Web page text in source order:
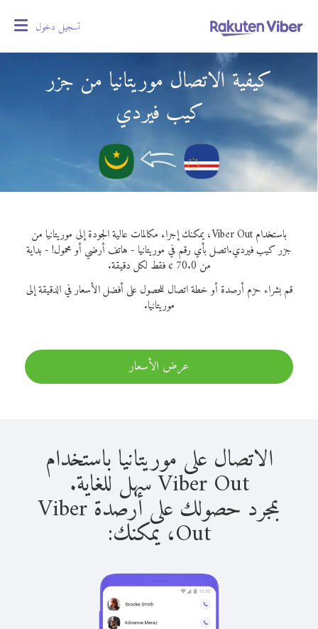
تسجيل دخول
كيفية الاتصال موريتانيا من جزر
كيب فيردي
باستخدام Viber Out، يمكنك إجراء مكالمات عالية الجودة إلى موريتانيا من
جزر كيب فيردي.اتصل بأي رقم في موريتانيا - هاتف أرضي أو محمول! - بداية
من 70.0 ¢ فقط لكل دقيقة.
قم بشراء حزم أرصدة أو خطة اتصال للحصول على أفضل الأسعار في الدقيقة إلى
موريتانيا.
عرض الأسعار
الاتصال على موريتانيا باستخدام
Viber Out سهل للغاية.
بمجرد حصولك على أرصدة Viber
Out، يمكنك: